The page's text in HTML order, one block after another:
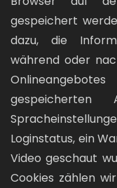
gespeichert
dazu, die
während oder
Loginstatus, ein
Video geschaut
Cookies zählen